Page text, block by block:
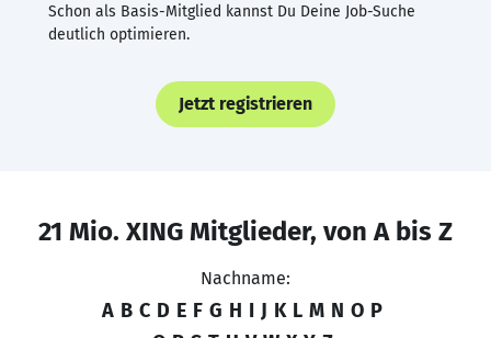
Schon als Basis-Mitglied kannst Du Deine Job-Suche
deutlich optimieren.
Jetzt registrieren
21 Mio. XING Mitglieder, von A bis Z
Nachname:
A B C D E F G H I J K L M N O P